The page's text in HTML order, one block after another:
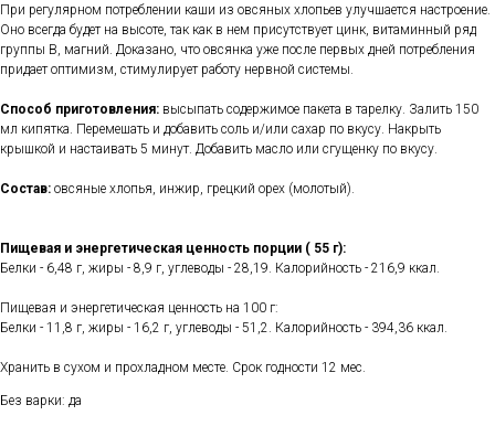
При регулярном потреблении каши из овсяных хлопьев улучшается настроение.
Оно всегда будет на высоте, так как в нем присутствует цинк, витаминный ряд
группы В, магний. Доказано, что овсянка уже после первых дней потребления
придает оптимизм, стимулирует работу нервной системы.
Способ приготовления: высыпать содержимое пакета в тарелку. Залить 150
мл кипятка. Перемешать и добавить соль и/или сахар по вкусу. Накрыть
крышкой и настаивать 5 минут. Добавить масло или сгущенку по вкусу.
Состав: овсяные хлопья, инжир, грецкий орех (молотый).
Пищевая и энергетическая ценность порции ( 55 г):
Белки - 6,48 г, жиры - 8,9 г, углеводы - 28,19. Калорийность - 216,9 ккал.
Пищевая и энергетическая ценность на 100 г:
Белки - 11,8 г, жиры - 16,2 г, углеводы - 51,2. Калорийность - 394,36 ккал.
Хранить в сухом и прохладном месте. Срок годности 12 мес.
Без варки: да